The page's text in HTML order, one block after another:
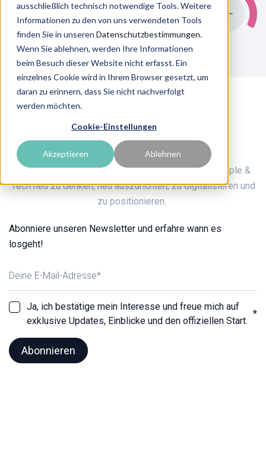
ausschließlich technisch notwendige Tools. Weitere
Informationen zu den von uns verwendeten Tools
finden Sie in unseren Datenschutzbestimmungen.
Wenn Sie ablehnen, werden Ihre Informationen
beim Besuch dieser Website nicht erfasst. Ein
einzelnes Cookie wird in Ihrem Browser gesetzt, um
daran zu erinnern, dass Sie nicht nachverfolgt
werden möchten.
Cookie-Einstellungen
Akzeptieren Ablehnen
Zur Übersicht
Coming soon!
Herausragende Expertise, wenn es darum geht People &
Tech neu zu denken, neu auszurichten, zu digitalisieren und
zu positionieren.
Abonniere unseren Newsletter und erfahre wann es
losgeht!
Ja, ich bestätige mein Interesse und freue mich auf
exklusive Updates, Einblicke und den offiziellen Start.
*